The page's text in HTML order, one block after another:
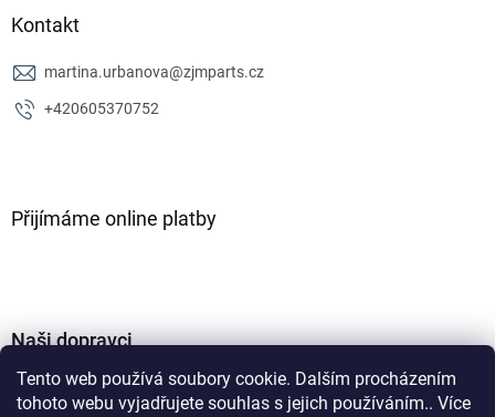
Tento web používá soubory cookie. Dalším procházením
tohoto webu vyjadřujete souhlas s jejich používáním.. Více
Kontakt
martina.urbanova@zjmparts.cz
+420605370752
Přijímáme online platby
Naši dopravci